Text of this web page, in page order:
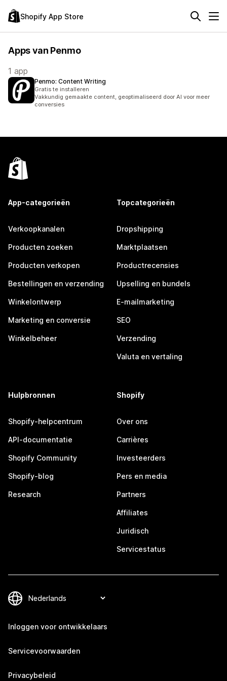
Shopify App Store
Apps van Penmo
1 app
Penmo: Content Writing
Gratis te installeren
Vakkundig gemaakte content, geoptimaliseerd door AI voor meer
conversies
App-categorieën
Verkoopkanalen
Producten zoeken
Producten verkopen
Bestellingen en verzending
Winkelontwerp
Marketing en conversie
Winkelbeheer
Topcategorieën
Dropshipping
Marktplaatsen
Productrecensies
Upselling en bundels
E-mailmarketing
SEO
Verzending
Valuta en vertaling
Hulpbronnen
Shopify-helpcentrum
API-documentatie
Shopify Community
Shopify-blog
Research
Shopify
Over ons
Carrières
Investeerders
Pers en media
Partners
Affiliates
Juridisch
Servicestatus
Inloggen voor ontwikkelaars
Servicevoorwaarden
Privacybeleid